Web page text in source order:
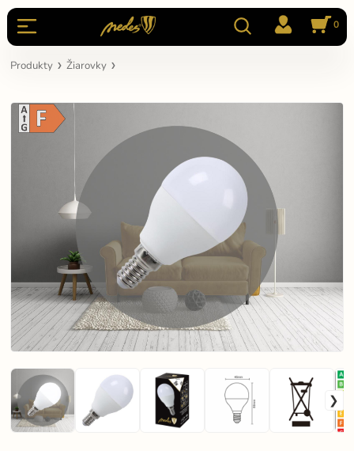
0
Produkty Žiarovky